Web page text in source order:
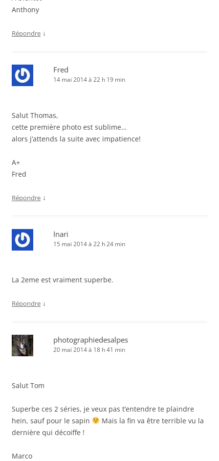
Anthony
Répondre ↓
Fred
14 mai 2014 à 22 h 19 min
Salut Thomas,
cette première photo est sublime…
alors j’attends la suite avec impatience!
A+
Fred
Répondre ↓
Inari
15 mai 2014 à 22 h 24 min
La 2eme est vraiment superbe.
Répondre ↓
photographiedesalpes
20 mai 2014 à 18 h 41 min
Salut Tom
Superbe ces 2 séries, je veux pas t’entendre te plaindre
hein, sauf pour le sapin
Mais la fin va être terrible vu la
dernière qui décoiffe !
Marco